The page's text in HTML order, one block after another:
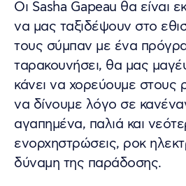
Οι Sasha Gapeau θα είναι
να μας ταξιδέψουν στο
τους σύμπαν με ένα
ταρακουνήσει, θα μας
κάνει να χορεύουμε στους
να δίνουμε λόγο σε
αγαπημένα, παλιά και
ενορχηστρώσεις, ροκ
δύναμη της παράδοσης.